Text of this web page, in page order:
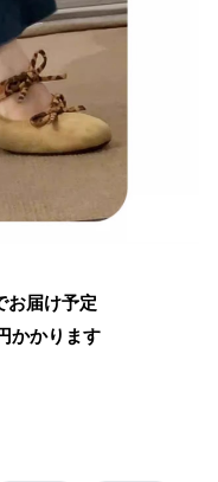
お届け予定
かかります